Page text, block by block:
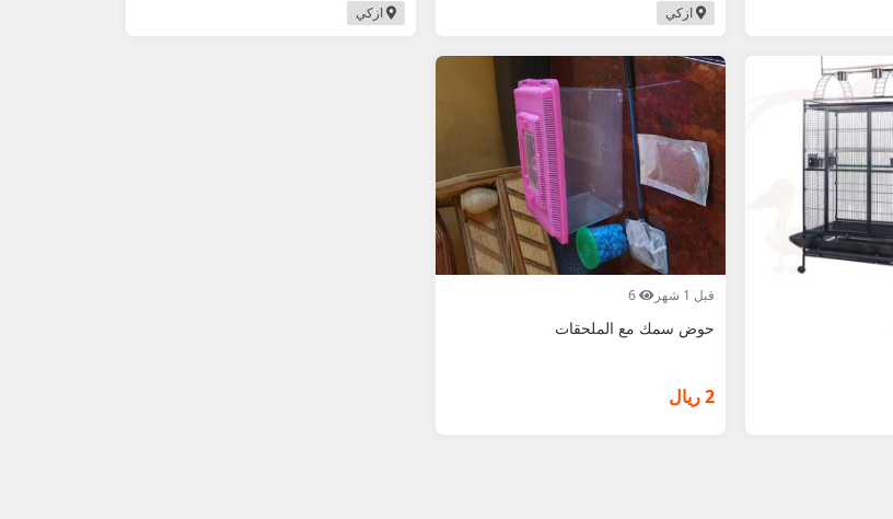
ازكي ازكي
قبل 1 شهر
حوض سمك مع الملحقات
2 ريال